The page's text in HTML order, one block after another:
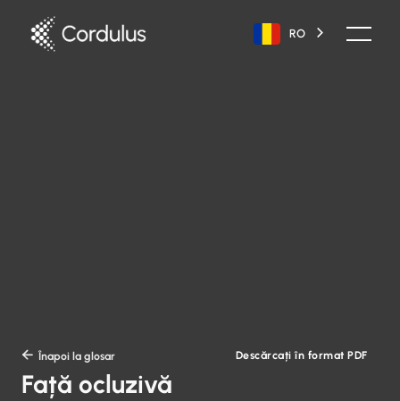
RO
 Înapoi la glosar Descărcați în format PDF
Față ocluzivă